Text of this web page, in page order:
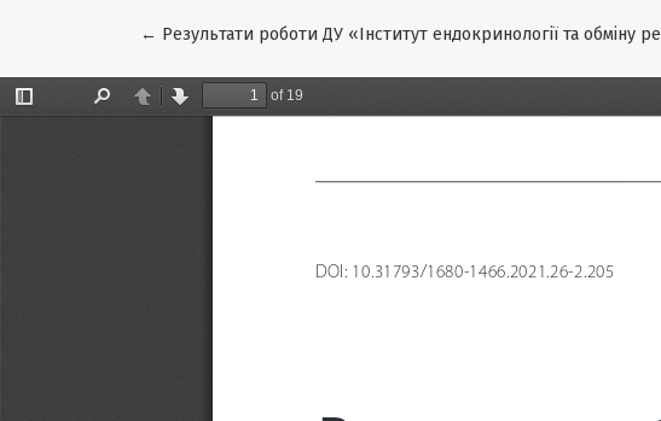
← Повернутися до подробиць статті
Результати роботи ДУ «Інститут ендокринології та обміну